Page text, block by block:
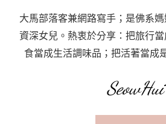
大馬部落客兼網路寫手；是佛系
資深女兒。熱衷於分享：把旅行
食當成生活調味品；把活著當成
SeowHui